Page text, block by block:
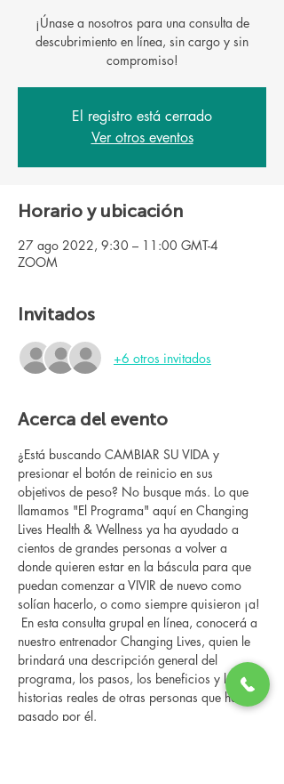
¡Únase a nosotros para una consulta de
descubrimiento en línea, sin cargo y sin
El registro está cerrado
Ver otros eventos
Horario y ubicación
27 ago 2022, 9:30 – 11:00 GMT-4
ZOOM
Invitados
+6 otros invitados
Acerca del evento
¿Está buscando CAMBIAR SU VIDA y
presionar el botón de reinicio en sus
objetivos de peso? No busque más. Lo que
llamamos "El Programa" aquí en Changing
Lives Health & Wellness ya ha ayudado a
cientos de grandes personas a volver a
donde quieren estar en la báscula para que
puedan comenzar a VIVIR de nuevo como
solían hacerlo, o como siempre quisieron ¡a!
nuestro entrenador Changing Lives, quien le
brindará una descripción general del
programa, los pasos, los beneficios y las
historias reales de otras personas que han
pasado por él.